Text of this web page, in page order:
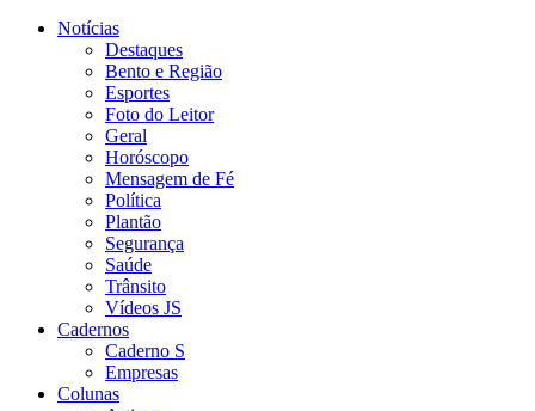
Notícias
Destaques
Bento e Região
Esportes
Foto do Leitor
Geral
Horóscopo
Mensagem de Fé
Política
Plantão
Segurança
Saúde
Trânsito
Vídeos JS
Cadernos
Caderno S
Empresas
Colunas